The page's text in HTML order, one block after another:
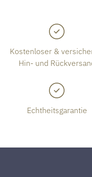
Kostenloser &
Hin- und
Echtheitsgarantie